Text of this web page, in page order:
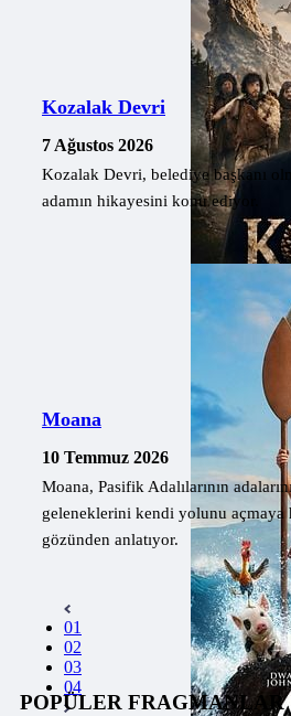
Kozalak Devri
7 Ağustos 2026
Kozalak Devri, belediye başkanı
adamın hikayesini konu ediyor.
Moana
10 Temmuz 2026
Moana, Pasifik Adalılarının
geleneklerini kendi yolunu açmaya
gözünden anlatıyor.
01
02
03
04
POPÜLER FRAGMANLAR